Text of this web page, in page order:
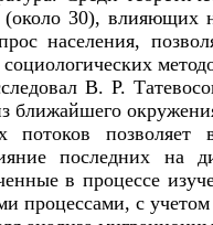
(около 30),
населения,
В. Р.
ближайшего
потоков
последних
в процессе
с